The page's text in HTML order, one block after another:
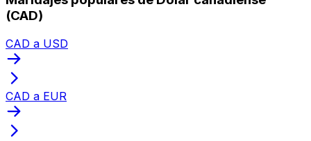
(CAD)
CAD a USD
CAD a EUR